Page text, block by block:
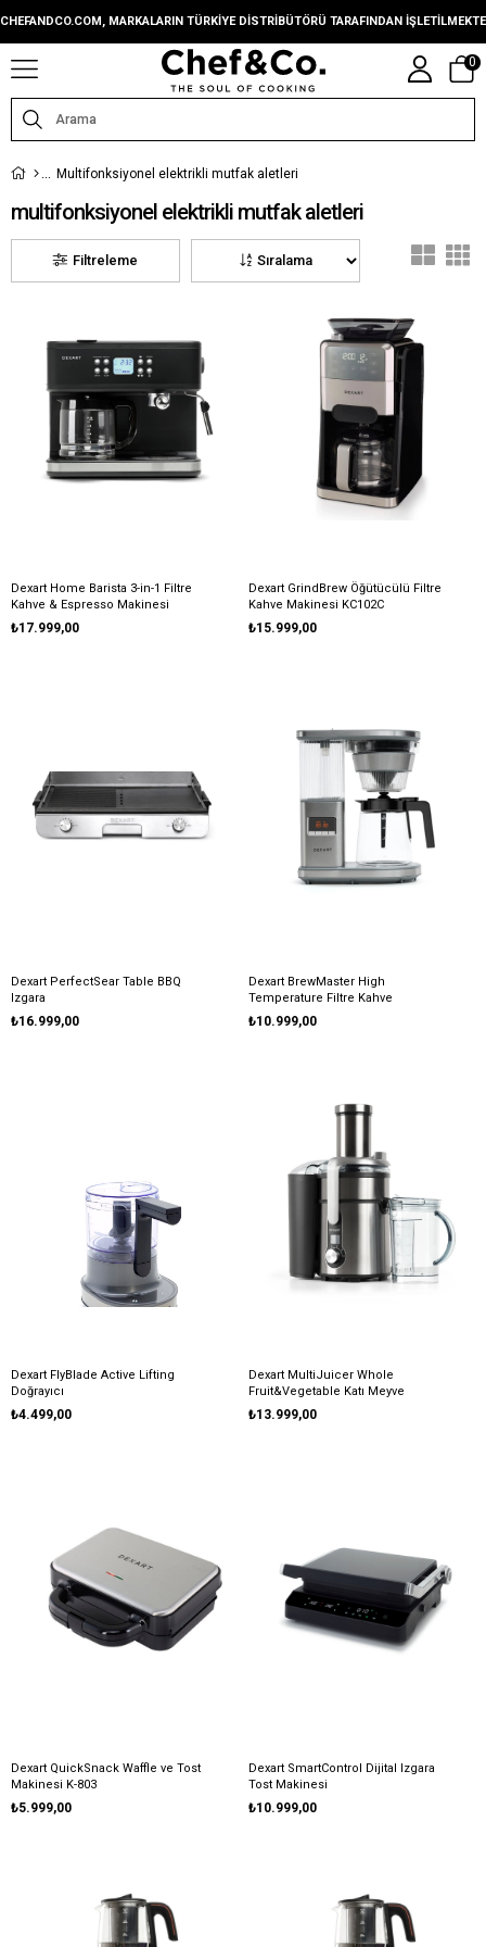
CHEFANDCO.COM, MARKALARIN TÜRKIYE DISTRIBÜTÖRÜ TARAFINDAN
0
Multifonksiyonel elektrikli mutfak aletleri
multifonksiyonel elektrikli mutfak aletleri
Filtreleme Sıralama
Dexart Home Barista 3-in-1 Filtre
Kahve & Espresso Makinesi
₺17.999,00
Dexart GrindBrew Öğütücülü Filtre
Kahve Makinesi KC102C
₺15.999,00
Dexart PerfectSear Table BBQ
Izgara
₺16.999,00
Dexart BrewMaster High
Temperature Filtre Kahve
Makinesi
₺10.999,00
Dexart FlyBlade Active Lifting
Doğrayıcı
₺4.499,00
Dexart MultiJuicer Whole
Fruit&Vegetable Katı Meyve
Sıkacağı
₺13.999,00
Dexart QuickSnack Waffle ve Tost
Makinesi K-803
₺5.999,00
Dexart SmartControl Dijital Izgara
Tost Makinesi
₺10.999,00